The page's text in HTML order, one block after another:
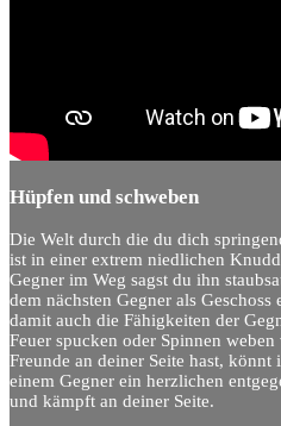
Hüpfen und schweben
Die Welt durch die du dich
ist in einer extrem niedlichen
Gegner im Weg sagst du ihn
dem nächsten Gegner als
damit auch die Fähigkeiten der
Feuer spucken oder Spinnen
Freunde an deiner Seite hast,
einem Gegner ein herzlichen
und kämpft an deiner Seite.